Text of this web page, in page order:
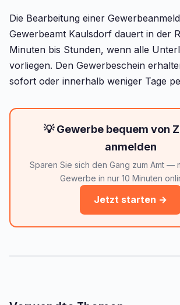
Die Bearbeitung einer
Gewerbeamt Kaulsdorf dauert in der
Minuten bis Stunden, wenn alle
vorliegen. Den Gewerbeschein
sofort oder innerhalb weniger Tage
💡 Gewerbe bequem von
anmelden
Sparen Sie sich den Gang zum Amt —
Gewerbe in nur 10 Minuten
Jetzt starten →